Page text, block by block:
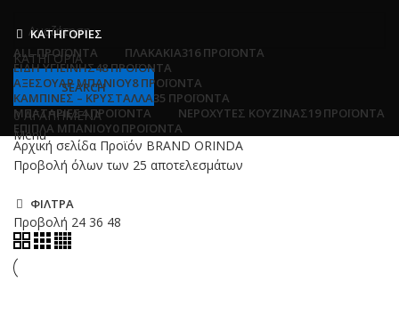
ΚΑΤΗΓΟΡΙΑ
SEARCH
0ΑΓΑΠΗΜΕΝΑ
Menu
ΚΑΤΗΓΟΡΙΕΣ
ALL ΠΡΟΪΌΝΤΑ ΠΛΑΚΑΚΙΑ316 ΠΡΟΪΌΝΤΑ
ΕΙΔΗ ΥΓΙΕΙΝΗΣ48 ΠΡΟΪΌΝΤΑ
ΑΞΕΣΟΥΑΡ ΜΠΑΝΙΟΥ8 ΠΡΟΪΌΝΤΑ
ΚΑΜΠΙΝΕΣ – ΚΡΥΣΤΑΛΛΑ35 ΠΡΟΪΌΝΤΑ
ΜΠΑΤΑΡΙΕΣ4 ΠΡΟΪΌΝΤΑ ΝΕΡΟΧΥΤΕΣ ΚΟΥΖΙΝΑΣ19 ΠΡΟΪΌΝΤΑ
ΕΠΙΠΛΑ ΜΠΑΝΙΟΥ0 ΠΡΟΪΌΝΤΑ
Αρχική σελίδα Προϊόν BRAND ORINDA
Προβολή όλων των 25 αποτελεσμάτων
ΦΙΛΤΡΑ
Προβολή 24 36 48